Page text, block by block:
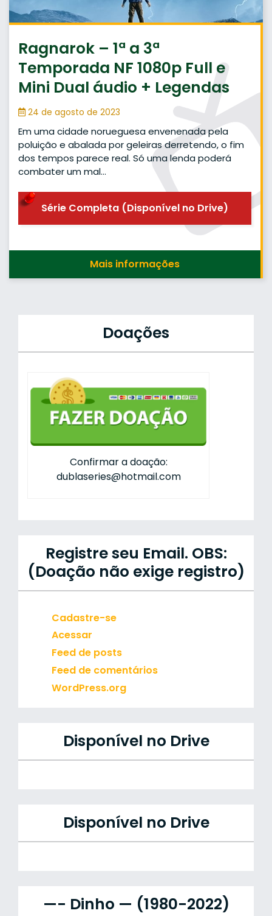
Ragnarok – 1ª a 3ª
Temporada NF 1080p Full e
Mini Dual áudio + Legendas
24 de agosto de 2023
Em uma cidade norueguesa envenenada pela
poluição e abalada por geleiras derretendo, o fim
dos tempos parece real. Só uma lenda poderá
combater um mal…
Série Completa (Disponível no Drive)
Mais informações
Doações
Confirmar a doação:
dublaseries@hotmail.com
Registre seu Email. OBS:
(Doação não exige registro)
Cadastre-se
Acessar
Feed de posts
Feed de comentários
WordPress.org
Disponível no Drive
Disponível no Drive
—- Dinho — (1980-2022)